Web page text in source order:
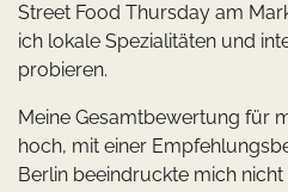
Street Food Thursday am
ich lokale Spezialitäten und
probieren.
Meine Gesamtbewertung für
hoch, mit einer
Berlin beeindruckte mich